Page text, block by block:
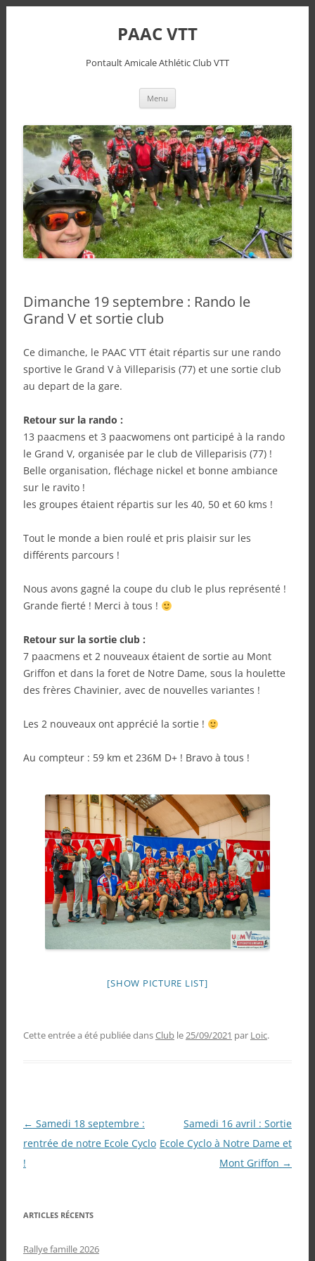
PAAC VTT
Pontault Amicale Athlétic Club VTT
Menu
Dimanche 19 septembre : Rando le
Grand V et sortie club
Ce dimanche, le PAAC VTT était répartis sur une rando
sportive le Grand V à Villeparisis (77) et une sortie club
au depart de la gare.
Retour sur la rando :
13 paacmens et 3 paacwomens ont participé à la rando
le Grand V, organisée par le club de Villeparisis (77) !
Belle organisation, fléchage nickel et bonne ambiance
sur le ravito !
les groupes étaient répartis sur les 40, 50 et 60 kms !
Tout le monde a bien roulé et pris plaisir sur les
différents parcours !
Nous avons gagné la coupe du club le plus représenté !
Grande fierté ! Merci à tous !
Retour sur la sortie club :
7 paacmens et 2 nouveaux étaient de sortie au Mont
Griffon et dans la foret de Notre Dame, sous la houlette
des frères Chavinier, avec de nouvelles variantes !
Les 2 nouveaux ont apprécié la sortie !
Au compteur : 59 km et 236M D+ ! Bravo à tous !
[SHOW PICTURE LIST]
Cette entrée a été publiée dansCluble25/09/2021 par Loic.
Navigation
des
articles
← Samedi 18 septembre :
rentrée de notre Ecole Cyclo
!
Samedi 16 avril : Sortie
Ecole Cyclo à Notre Dame et
Mont Griffon →
ARTICLES RÉCENTS
Rallye famille 2026